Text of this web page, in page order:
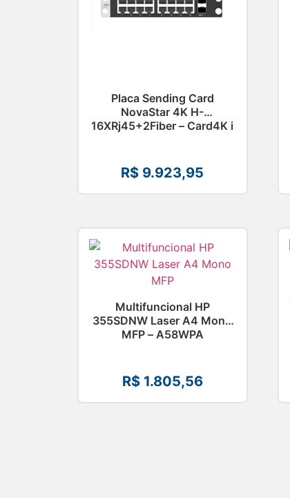
Placa Sending Card
NovaStar 4K H-
16XRj45+2Fiber – Card4K i
R$ 9.923,95
Multifuncional HP
355SDNW Laser A4 Mono
MFP – A58WPA
R$1.805,56